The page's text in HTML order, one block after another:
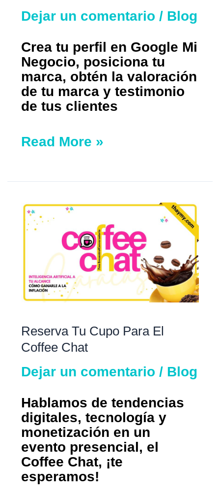
Dejar un comentario / Blog
Crea tu perfil en Google Mi
Negocio, posiciona tu
marca, obtén la valoración
de tu marca y testimonio
de tus clientes
Read More »
Reserva Tu Cupo Para El
Coffee Chat
Dejar un comentario / Blog
Hablamos de tendencias
digitales, tecnología y
monetización en un
evento presencial, el
Coffee Chat, ¡te
esperamos!
Reserva
tu
Coffee
Chat